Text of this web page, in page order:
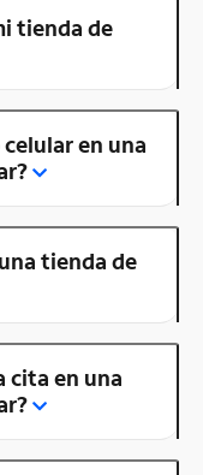
tienda de
en una
tienda de
cita en una